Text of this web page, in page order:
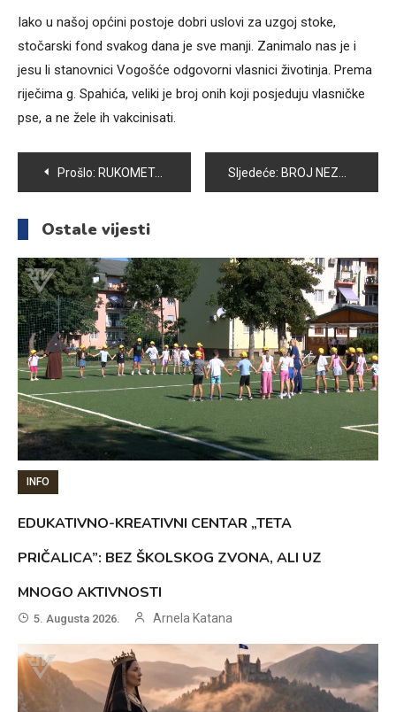
Iako u našoj općini postoje dobri uslovi za uzgoj stoke,
stočarski fond svakog dana je sve manji. Zanimalo nas je i
jesu li stanovnici Vogošće odgovorni vlasnici životinja. Prema
riječima g. Spahića, veliki je broj onih koji posjeduju vlasničke
pse, a ne žele ih vakcinisati.
Navigacija
članaka
Prošlo: RUKOMETAŠI VOGOŠĆE „BRUSE“ FORMU U PRIPREMNIM UTAKMICAMA Sljedeće: BROJ NEZAPOSLENIH ŽENA DVA PUTA VEĆI OD BROJA NEZAPOSLENIH MUŠKARACA
Ostale vijesti
INFO
EDUKATIVNO-KREATIVNI CENTAR „TETA
PRIČALICA”: BEZ ŠKOLSKOG ZVONA, ALI UZ
MNOGO AKTIVNOSTI
5. Augusta 2026. Arnela Katana